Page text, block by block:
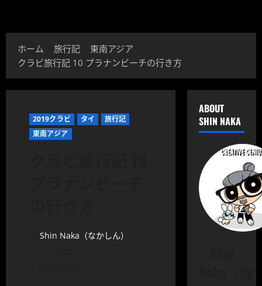
ホーム 旅行記
東南アジア
クラビ旅行記 10 プラナンビーチの行き方
2019クラビ タイ
旅行記
東南アジア
Shin Naka（なかしん）
ABOUT
SHIN NAKA